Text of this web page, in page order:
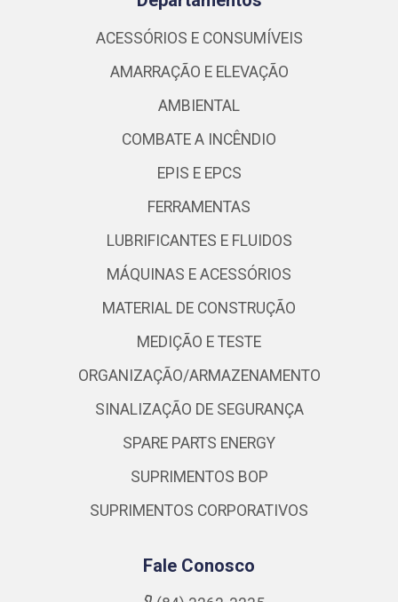
ACESSÓRIOS E CONSUMÍVEIS
AMARRAÇÃO E ELEVAÇÃO
AMBIENTAL
COMBATE A INCÊNDIO
EPIS E EPCS
FERRAMENTAS
LUBRIFICANTES E FLUIDOS
MÁQUINAS E ACESSÓRIOS
MATERIAL DE CONSTRUÇÃO
MEDIÇÃO E TESTE
ORGANIZAÇÃO/ARMAZENAMENTO
SINALIZAÇÃO DE SEGURANÇA
SPARE PARTS ENERGY
SUPRIMENTOS BOP
SUPRIMENTOS CORPORATIVOS
Fale Conosco